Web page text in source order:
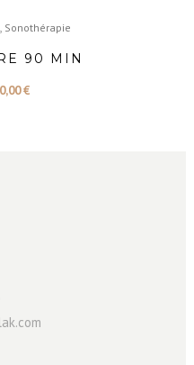
Sonothérapie
90 MIN
€